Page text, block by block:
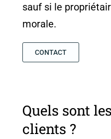
sauf si le
morale.
CONTACT
Quels sont
clients ?